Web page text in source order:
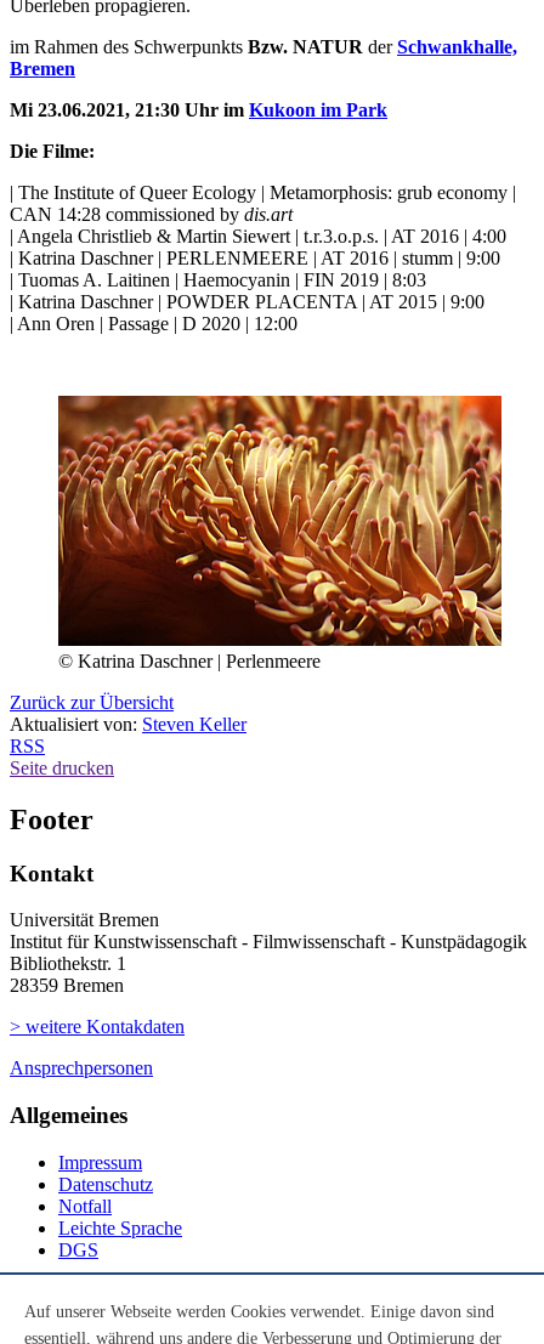
Überleben propagieren.
im Rahmen des Schwerpunkts Bzw. NATUR derSchwankhalle,
Bremen
Mi 23.06.2021, 21:30 Uhr im Kukoon im Park
Die Filme:
| The Institute of Queer Ecology | Metamorphosis: grub economy |
CAN 14:28 commissioned by dis.art
| Angela Christlieb & Martin Siewert | t.r.3.o.p.s. | AT 2016 | 4:00
| Katrina Daschner | PERLENMEERE | AT 2016 | stumm | 9:00
| Tuomas A. Laitinen | Haemocyanin | FIN 2019 | 8:03
| Katrina Daschner | POWDER PLACENTA | AT 2015 | 9:00
| Ann Oren | Passage | D 2020 | 12:00
© Katrina Daschner | Perlenmeere
Zurück zur Übersicht
Aktualisiert von: Steven Keller
RSS
Seite drucken
Footer
Kontakt
Universität Bremen
Institut für Kunstwissenschaft - Filmwissenschaft - Kunstpädagogik
Bibliothekstr. 1
28359 Bremen
> weitere Kontakdaten
Ansprechpersonen
Allgemeines
Impressum
Datenschutz
Notfall
Leichte Sprache
DGS
Auf unserer Webseite werden Cookies verwendet. Einige davon sind
essentiell, während uns andere die Verbesserung und Optimierung der